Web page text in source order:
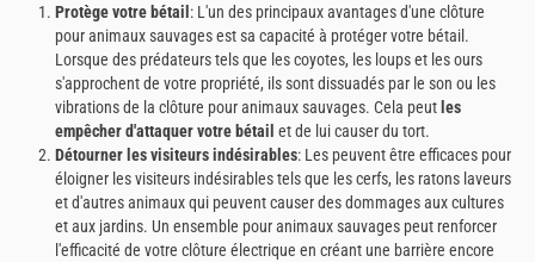
Protège votre bétail : L'un des principaux avantages d'une clôture
pour animaux sauvages est sa capacité à protéger votre bétail.
Lorsque des prédateurs tels que les coyotes, les loups et les ours
s'approchent de votre propriété, ils sont dissuadés par le son ou les
vibrations de la clôture pour animaux sauvages. Cela peut les
empêcher d'attaquer votre bétail et de lui causer du tort.
Détourner les visiteurs indésirables: Les peuvent être efficaces pour
éloigner les visiteurs indésirables tels que les cerfs, les ratons laveurs
et d'autres animaux qui peuvent causer des dommages aux cultures
et aux jardins. Un ensemble pour animaux sauvages peut renforcer
l'efficacité de votre clôture électrique en créant une barrière encore